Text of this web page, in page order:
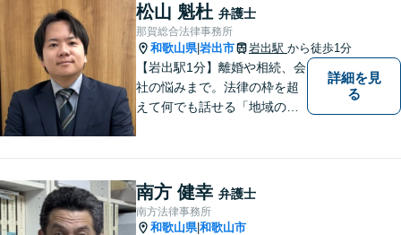
松山 魁杜 弁護士
那賀総合法律事務所
和歌山県|岩出市 岩出駅 から徒歩1分
【岩出駅1分】離婚や相続、会
社の悩みまで。法律の枠を超
えて何でも話せる「地域のか
育ちの私が丁寧にサポートし
ます。【丁寧なヒアリング】
【休日や夜間相談も柔軟に対
詳細を見
る
南方 健幸 弁護士
南方法律事務所
和歌山県|和歌山市